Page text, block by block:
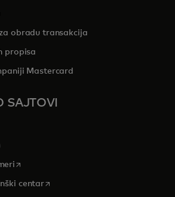
in a new tab
obradu transakcija
propisa
Mastercard
SAJTOVI
a new tab
in a new tab
opens in a new tab
centaropens in a new tab